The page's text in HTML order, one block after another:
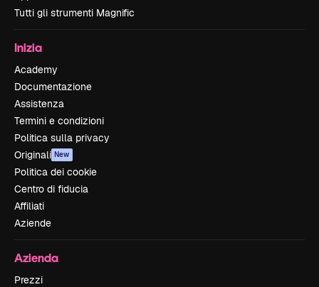
Tutti gli strumenti Magnific
Inizia
Academy
Documentazione
Assistenza
Termini e condizioni
Politica sulla privacy
Originali New
Politica dei cookie
Centro di fiducia
Affiliati
Aziende
Azienda
Prezzi